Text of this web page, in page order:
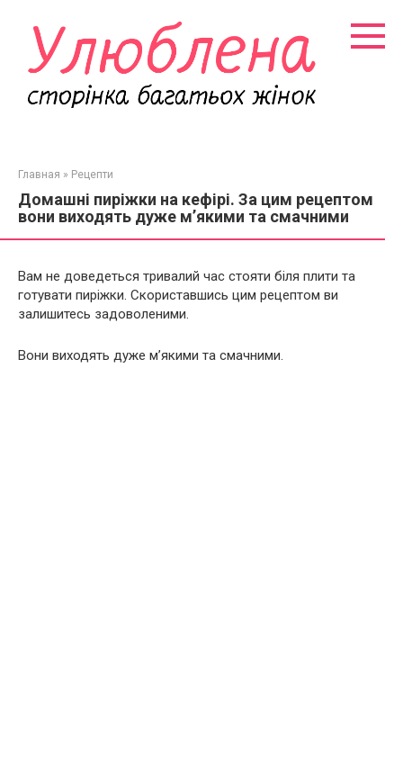
контенту
Главная » Рецепти
Домашні пиріжки на кефірі. За цим рецептом
вони виходять дуже м’якими та смачними
Вам не доведеться тривалий час стояти біля плити та
готувати пиріжки. Скориставшись цим рецептом ви
залишитесь задоволеними.
Вони виходять дуже м’якими та смачними.